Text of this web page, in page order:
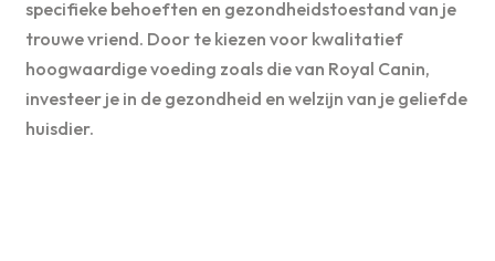
specifieke behoeften en gezondheidstoestand van je
trouwe vriend. Door te kiezen voor kwalitatief
hoogwaardige voeding zoals die van Royal Canin,
investeer je in de gezondheid en welzijn van je geliefde
huisdier.